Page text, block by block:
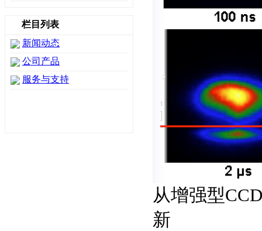
栏目列表
新闻动态
公司产品
服务与支持
从增强型
新